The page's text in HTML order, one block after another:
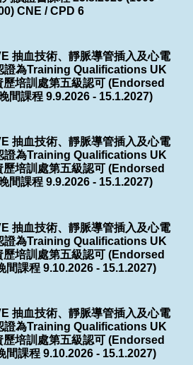
CNE / CPD 6
抽血技術、靜脈導管插入及心電
證為Training Qualifications UK
培訓處第五級認可 (Endorsed
間課程 9.9.2026 - 15.1.2027)
抽血技術、靜脈導管插入及心電
證為Training Qualifications UK
培訓處第五級認可 (Endorsed
間課程 9.9.2026 - 15.1.2027)
抽血技術、靜脈導管插入及心電
證為Training Qualifications UK
培訓處第五級認可 (Endorsed
間課程 9.10.2026 - 15.1.2027)
抽血技術、靜脈導管插入及心電
證為Training Qualifications UK
培訓處第五級認可 (Endorsed
間課程 9.10.2026 - 15.1.2027)